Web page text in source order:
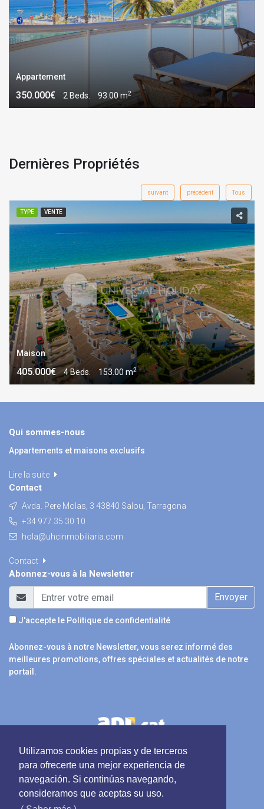
Utilizamos cookies propias y de terceros
para ofrecerte una mejor experiencia de
navegación. Si continúas navegando,
consideramos que aceptas su uso.
Appartement
350.000€ 2 Beds. 93.00 m2
Dernières Propriétés
suivant précédent Tous
TYPE VENTE
Maison
405.000€ 4 Beds. 153.00 m2
Qui sommes-nous
Appartements et maisons exclusifs
Lire la suite
Contact
Avda. Pere Molas, 3 43840 Salou, Tarragona
+34 977 35 30 10
hola@uhcinmobiliaria.com
Contact
Abonnez-vous à la Newsletter
Envoyer
J'accepte le Politique de confidentialité
Abonnez-vous à notre Newsletter, vous serez informé des
meilleures promotions, offres spéciales et actualités de notre
portail.